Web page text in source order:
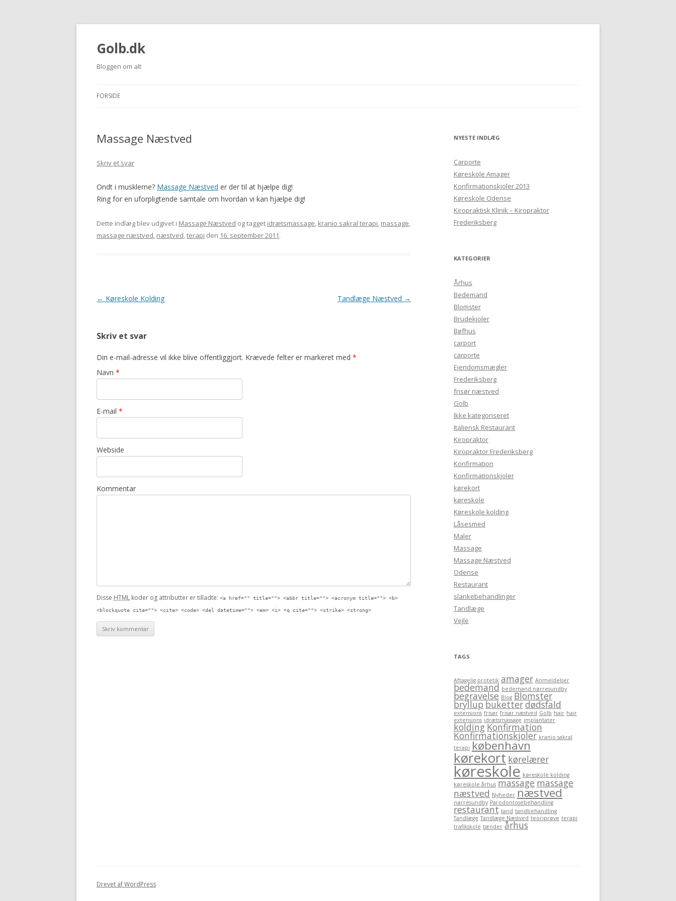
Golb.dk
Bloggen om alt
FORSIDE
Massage Næstved
Skriv et svar
Ondt i musklerne? Massage Næstved er der til at hjælpe dig!
Ring for en uforpligtende samtale om hvordan vi kan hjælpe dig!
Dette indlæg blev udgivet i Massage Næstved og tagget idrætsmassage, kranio sakral terapi, massage,
massage næstved, næstved,terapi den 16. september 2011.
Indlægsnavigation
← Køreskole Kolding Tandlæge Næstved →
Skriv et svar
Din e-mail-adresse vil ikke blive offentliggjort. Krævede felter er markeret med *
Navn *
E-mail *
Webside
Kommentar
Disse HTML koder og attributter er tilladte: <a href="" title=""> <abbr title=""> <acronym title=""> <b>
<blockquote cite=""> <cite> <code> <del datetime=""> <em> <i> <q cite=""> <strike> <strong>
NYESTE INDLÆG
Carporte
Køreskole Amager
Konfirmationskjoler 2013
Køreskole Odense
Kiropraktisk Klinik – Kiropraktor
Frederiksberg
KATEGORIER
Århus
Bedemand
Blomster
Brudekjoler
Bøfhus
carport
carporte
Ejendomsmægler
Frederiksberg
frisør næstved
Golb
Ikke kategoriseret
Italiensk Restaurant
Kiropraktor
Kiropraktor Frederiksberg
Konfirmation
Konfirmationskjoler
kørekort
køreskole
Køreskole kolding
Låsesmed
Maler
Massage
Massage Næstved
Odense
Restaurant
slankebehandlinger
Tandlæge
Vejle
TAGS
Aftagelig protetik amager Anmeldelser
bedemand bedemand nørresundby
begravelse Blog Blomster
bryllupbuketterdødsfald
extensions frisør frisør næstved Golb hair hair
extensions idrætsmassage implantater
koldingKonfirmation
Konfirmationskjoler kranio sakral
terapi københavn
kørekort kørelærer
køreskole køreskole kolding
køreskole århus massage massage
næstved Nyheder næstved
nørresundby Parodontosebehandling
restaurant tand tandbehandling
Tandlæge Tandlæge Næstved teoriprøve terapi
trafikskole tænder århus
Drevet af WordPress